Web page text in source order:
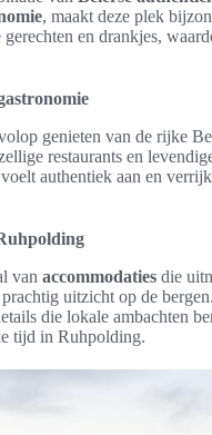
, maakt deze plek
en drankjes,
genieten van de rijke
restaurants en
authentiek aan en
van accommodaties die
uitzicht op de
die lokale ambachten
tijd in Ruhpolding.